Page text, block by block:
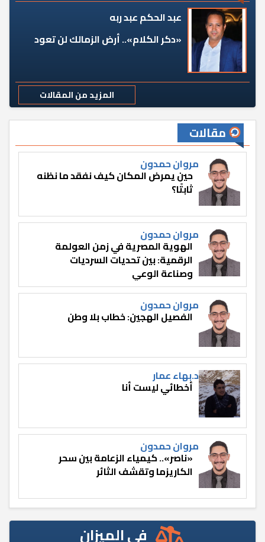
عبد الحكم عبد ربه
«دكر الكلام».. أرض الزمالك لن تعود
المزيد من المقالات
مقالات
مروان حمدون
حين يمرض المكان كيف نفقد ما نظنه
ثابتًا؟
مروان حمدون
الهوية المصرية في زمن العولمة
الرقمية: بين تحديات السرديات
وصناعة الوعي
مروان حمدون
الفصيل الهجين: خطاب بلا وطن
د.بهاء عمار
أخطائي ليست أنا
مروان حمدون
«ناصر».. كيمياء الزعامة بين سحر
الكاريزما وتقشف الثائر
في الميزان